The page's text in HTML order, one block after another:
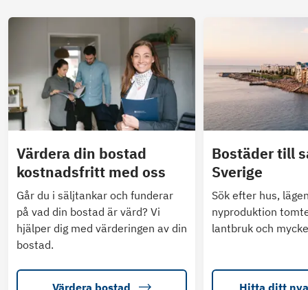
Värdera din bostad
kostnadsfritt med oss
Går du i säljtankar och funderar
på vad din bostad är värd? Vi
hjälper dig med värderingen av din
bostad.
Värdera bostad
Bostäder till
Sverige
Sök efter hus,
nyproduktion
lantbruk och
Hitta ditt